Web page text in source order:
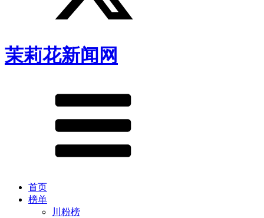
茉莉花新闻网
首页
榜单
川粉榜